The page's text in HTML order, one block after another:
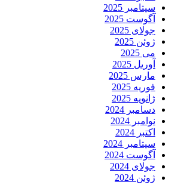
سپتامبر 2025
آگوست 2025
جولای 2025
ژوئن 2025
می 2025
آوریل 2025
مارس 2025
فوریه 2025
ژانویه 2025
دسامبر 2024
نوامبر 2024
اکتبر 2024
سپتامبر 2024
آگوست 2024
جولای 2024
ژوئن 2024